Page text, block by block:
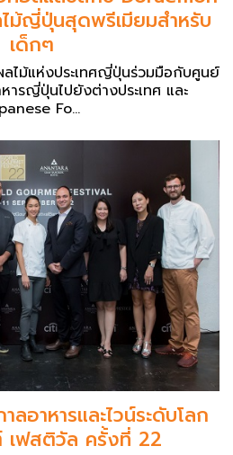
ม้ญี่ปุ่นสุดพรีเมียมสำหรับ
เด็กๆ
ไม้แห่งประเทศญี่ปุ่นร่วมมือกับศูนย์
รญี่ปุ่นไปยังต่างประเทศ และ
Fo...
ลอาหารและไวน์ระดับโลก
เฟสติวัล ครั้งที่ 22